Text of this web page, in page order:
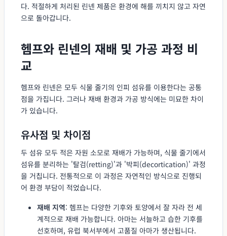
다. 적절하게 처리된 린넨 제품은 환경에 해를 끼치지 않고 자연
으로 돌아갑니다.
헴프와 린넨의 재배 및 가공 과정 비
교
헴프와 린넨은 모두 식물 줄기의 인피 섬유를 이용한다는 공통
점을 가집니다. 그러나 재배 환경과 가공 방식에는 미묘한 차이
가 있습니다.
유사점 및 차이점
두 섬유 모두 적은 자원 소모로 재배가 가능하며, 식물 줄기에서
섬유를 분리하는 '탈검(retting)'과 '박피(decortication)' 과정
을 거칩니다. 전통적으로 이 과정은 자연적인 방식으로 진행되
어 환경 부담이 적었습니다.
재배 지역: 헴프는 다양한 기후와 토양에서 잘 자라 전 세
계적으로 재배 가능합니다. 아마는 서늘하고 습한 기후를
선호하며, 유럽 북서부에서 고품질 아마가 생산됩니다.